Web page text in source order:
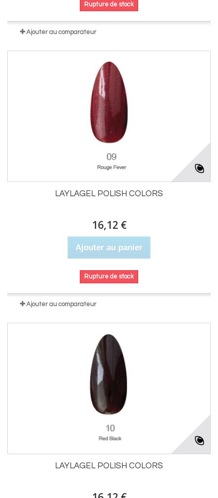
Rupture de stock
Ajouter au comparateur
LAYLAGEL POLISH COLORS
16,12 €
Ajouter au panier
Rupture de stock
Ajouter au comparateur
LAYLAGEL POLISH COLORS